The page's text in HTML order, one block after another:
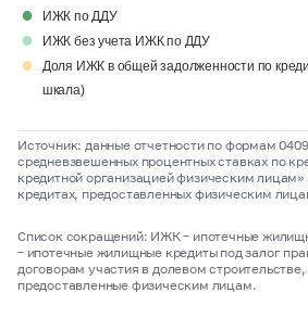
● ИЖК по ДДУ
● ИЖК без учета ИЖК по ДДУ
●
Доля ИЖК в общей задолженности по
шкала)
Источник: данные отчетности по формам
средневзвешенных процентных ставках по
кредитной организацией физическим
кредитах, предоставленных физическим
Список сокращений: ИЖК – ипотечные
– ипотечные жилищные кредиты под залог
договорам участия в долевом
предоставленные физическим лицам.